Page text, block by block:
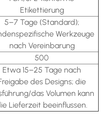
Etikettierung
5–7 Tage (Standard);
Werkzeuge
nach Vereinbarung
500
Etwa 15–25 Tage nach
des Designs; die
das Volumen kann
Lieferzeit beeinflussen.